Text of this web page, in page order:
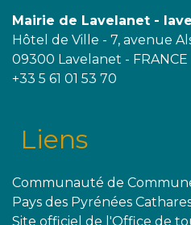
Mairie de Lavelanet -
Hôtel de Ville - 7, avenue
09300 Lavelanet - FRANCE
+33 5 61 01 53 70
Liens
Communauté de
Pays des Pyrénées
Site officiel de l'Office de